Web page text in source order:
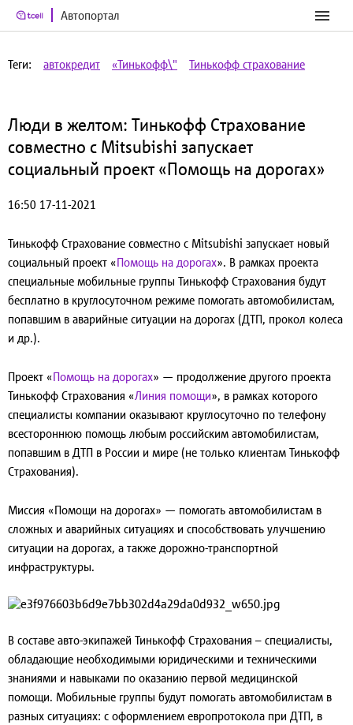
Автопортал
Теги: автокредит «Тинькофф\" Тинькофф страхование
Люди в желтом: Тинькофф Страхование
совместно с Mitsubishi запускает
социальный проект «Помощь на дорогах»
16:50 17-11-2021
Тинькофф Страхование совместно с Mitsubishi запускает новый
социальный проект «Помощь на дорогах». В рамках проекта
специальные мобильные группы Тинькофф Страхования будут
бесплатно в круглосуточном режиме помогать автомобилистам,
попавшим в аварийные ситуации на дорогах (ДТП, прокол колеса
и др.).
Проект «Помощь на дорогах» — продолжение другого проекта
Тинькофф Страхования «Линия помощи», в рамках которого
специалисты компании оказывают круглосуточно по телефону
всестороннюю помощь любым российским автомобилистам,
попавшим в ДТП в России и мире (не только клиентам Тинькофф
Страхования).
Миссия «Помощи на дорогах» — помогать автомобилистам в
сложных и аварийных ситуациях и способствовать улучшению
ситуации на дорогах, а также дорожно-транспортной
инфраструктуры.
В составе авто-экипажей Тинькофф Страхования – специалисты,
обладающие необходимыми юридическими и техническими
знаниями и навыками по оказанию первой медицинской
помощи. Мобильные группы будут помогать автомобилистам в
разных ситуациях: с оформлением европротокола при ДТП, в